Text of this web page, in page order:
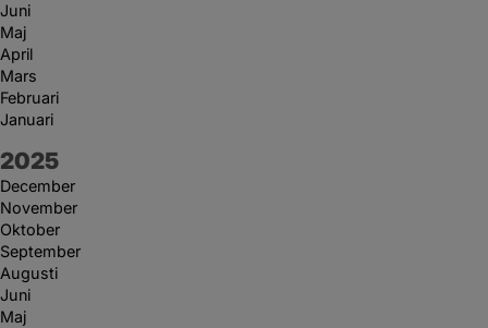
Juni
Maj
April
Mars
Februari
Januari
År:
2025
December
November
Oktober
September
Augusti
Juni
Maj